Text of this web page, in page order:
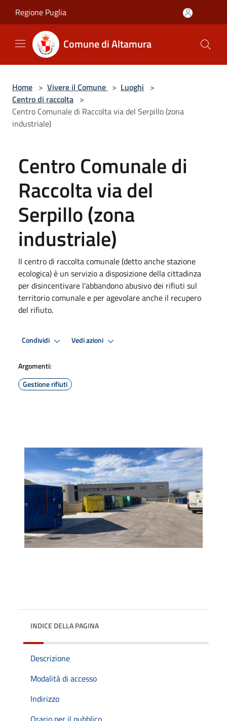
Regione Puglia
Comune di Altamura
Home > Vivere il Comune > Luoghi >
Centro di raccolta >
Centro Comunale di Raccolta via del Serpillo (zona
industriale)
Centro Comunale di
Raccolta via del
Serpillo (zona
industriale)
Il centro di raccolta comunale (detto anche stazione
ecologica) è un servizio a disposizione della cittadinza
per disincentivare l'abbandono abusivo dei rifiuti sul
territorio comunale e per agevolare anche il recupero
del rifiuto.
Condividi Vedi azioni
Argomenti:
Gestione rifiuti
INDICE DELLA PAGINA
Descrizione
Modalità di accesso
Indirizzo